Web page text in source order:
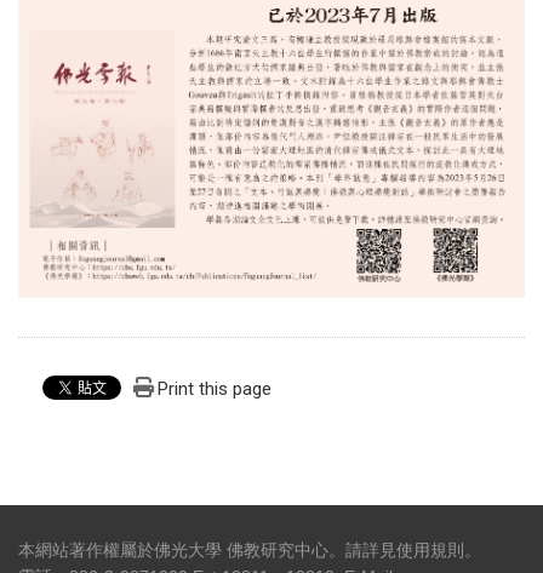
Print this page
本網站著作權屬於佛光大學 佛教研究中心。請詳見使用規則 。